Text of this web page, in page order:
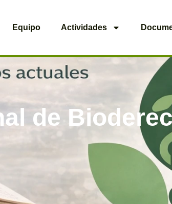
Equipo Actividades
de